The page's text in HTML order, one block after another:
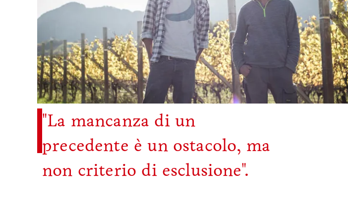
"La mancanza di un
precedente è un ostacolo, ma
non criterio di esclusione".